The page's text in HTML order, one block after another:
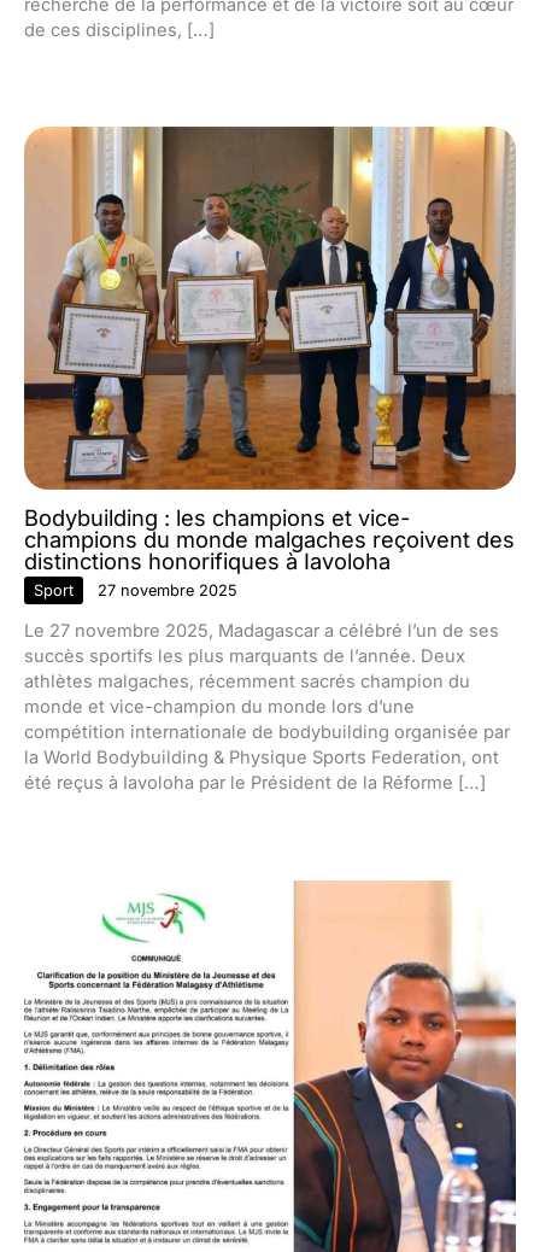
recherche de la performance et de la victoire soit au cœur
de ces disciplines, […]
Bodybuilding : les champions et vice-
champions du monde malgaches reçoivent des
distinctions honorifiques à Iavoloha
Sport 27 novembre 2025
Le 27 novembre 2025, Madagascar a célébré l’un de ses
succès sportifs les plus marquants de l’année. Deux
athlètes malgaches, récemment sacrés champion du
monde et vice-champion du monde lors d’une
compétition internationale de bodybuilding organisée par
la World Bodybuilding & Physique Sports Federation, ont
été reçus à Iavoloha par le Président de la Réforme […]